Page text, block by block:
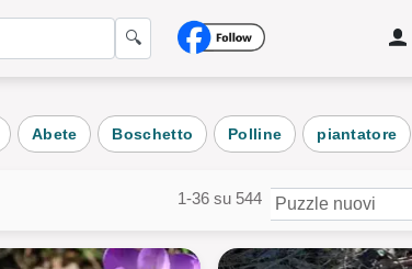
Gatto
Veicolo
🔍
Abete Boschetto Polline piantatore
1-36 su 544